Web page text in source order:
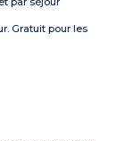
Gratuit pour les